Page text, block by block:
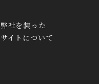
HARRY WINSTON
弊社を装った
サイトについて